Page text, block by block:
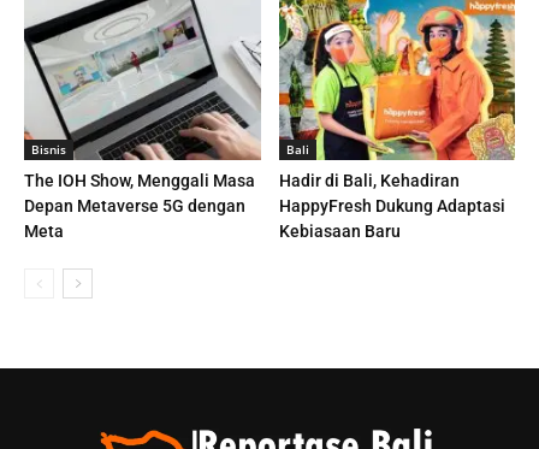
Bisnis
The IOH Show, Menggali Masa
Depan Metaverse 5G dengan
Meta
Bali
Hadir di Bali, Kehadiran
HappyFresh Dukung Adaptasi
Kebiasaan Baru